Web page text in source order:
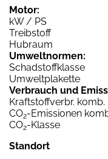
Motor:
kW / PS
Treibstoff
Hubraum
Umweltnormen:
Schadstoffklasse
Umweltplakette
Verbrauch und
Kraftstoffverbr. komb.
CO2-Emissionen
CO2-Klasse
Standort